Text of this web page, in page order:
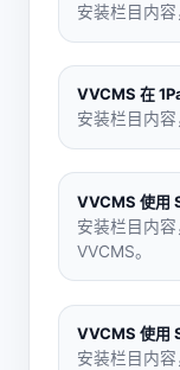
安装栏目内容
VVCMS 在
安装栏目内容
VVCMS 使用
安装栏目内
VVCMS。
VVCMS 使用
安装栏目内